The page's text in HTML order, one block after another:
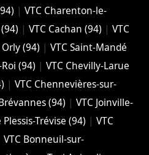
|VTC Charenton-le-
| VTC Cachan (94) | VTC
Orly (94) | VTC Saint-Mandé
(94) | VTC Chevilly-Larue
| VTC Chennevières-sur-
(94) |VTC Joinville-
Plessis-Trévise (94) |VTC
VTC Bonneuil-sur-